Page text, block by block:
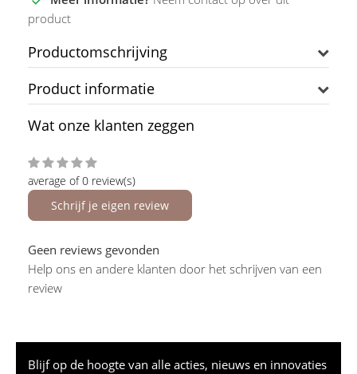
product
Productomschrijving
Product informatie
Wat onze klanten zeggen
average of 0 review(s)
Schrijf je eigen review
Geen reviews gevonden
Help ons en andere klanten door het schrijven van een
review
Blijf op de hoogte van alle acties, nieuws en innovaties